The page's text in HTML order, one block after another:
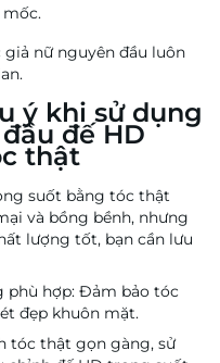
nữ nguyên đầu luôn
ý khi sử dụng
đế HD
thật
suốt bằng tóc thật
và bồng bềnh, nhưng
lượng tốt, bạn cần lưu
phù hợp: Đảm bảo tóc
đẹp khuôn mặt.
tóc thật gọn gàng, sử